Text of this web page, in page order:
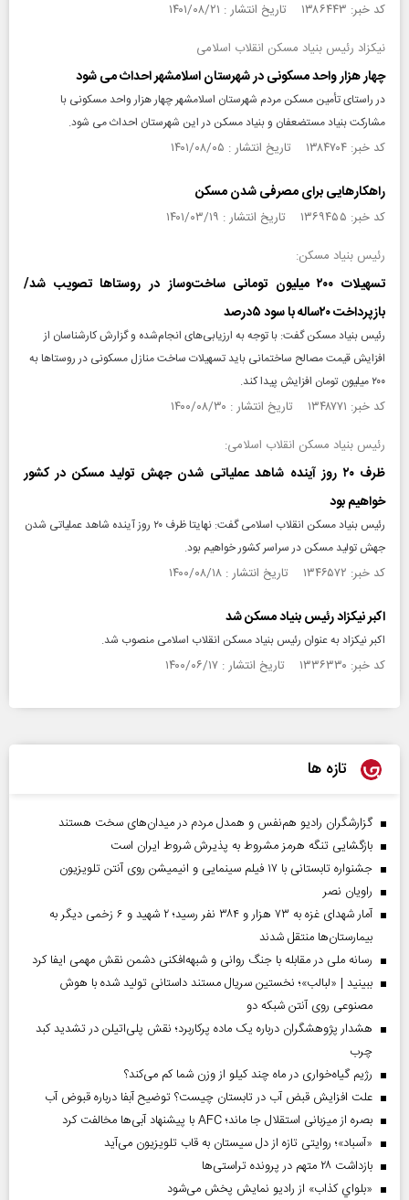
کد خبر: ۱۳۸۶۴۴۳ تاریخ انتشار : ۱۴۰۱/۰۸/۲۱
نیکزاد رئیس بنیاد مسکن انقلاب اسلامی
چهار هزار واحد مسکونی در شهرستان اسلامشهر احداث می شود
در راستای تأمین مسکن مردم شهرستان اسلامشهر چهار هزار واحد مسکونی با
مشارکت بنیاد مستضعفان و بنیاد مسکن در این شهرستان احداث می شود.
کد خبر: ۱۳۸۴۷۰۴ تاریخ انتشار : ۱۴۰۱/۰۸/۰۵
راهکارهایی برای مصرفی شدن مسکن
کد خبر: ۱۳۶۹۴۵۵ تاریخ انتشار : ۱۴۰۱/۰۳/۱۹
رئیس بنیاد مسکن:
تسهیلات ‌۲۰۰ میلیون‌ تومانی ساخت‌و‌ساز در روستاها تصویب شد/
بازپرداخت ۲۰ساله ‌با سود ۵درصد
رئیس بنیاد مسکن گفت: با توجه به ارزیابی‌های انجام‌شده و گزارش کارشناسان از
افزایش قیمت مصالح ساختمانی باید تسهیلات ساخت منازل مسکونی در روستاها به
۲۰۰ میلیون تومان افزایش پیدا کند.
کد خبر: ۱۳۴۸۷۷۱ تاریخ انتشار : ۱۴۰۰/۰۸/۳۰
رئیس بنیاد مسکن انقلاب اسلامی:
ظرف ۲۰ روز آینده شاهد عملیاتی شدن جهش تولید مسکن در کشور
خواهیم بود
رئیس بنیاد مسکن انقلاب اسلامی گفت: نهایتا ظرف ۲۰ روز آینده شاهد عملیاتی شدن
جهش تولید مسکن در سراسر کشور خواهیم بود.
کد خبر: ۱۳۴۶۵۷۲ تاریخ انتشار : ۱۴۰۰/۰۸/۱۸
اکبر نیکزاد رئیس بنیاد مسکن شد
اکبر نیکزاد به عنوان رئیس بنیاد مسکن انقلاب اسلامی منصوب شد.
کد خبر: ۱۳۳۶۳۳۰ تاریخ انتشار : ۱۴۰۰/۰۶/۱۷
تازه ها
گزارشگران رادیو هم‌نفس و همدل مردم در میدان‌های سخت هستند
بازگشایی تنگه هرمز مشروط به پذیرش شروط ایران است
جشنواره تابستانی با ۱۷ فیلم سینمایی و انیمیشن روی آنتن تلویزیون
راویان نصر
آمار شهدای غزه به ۷۳ هزار و ۳۸۴ نفر رسید؛ ۲ شهید و ۶ زخمی دیگر به
بیمارستان‌ها منتقل شدند
رسانه ملی در مقابله با جنگ روانی و شبهه‌افکنی دشمن نقش مهمی ایفا کرد
ببینید | «لبالب»؛ نخستین سریال مستند داستانی تولید شده با هوش
مصنوعی روی آنتن شبکه دو
هشدار پژوهشگران درباره یک ماده پرکاربرد؛ نقش پلی‌اتیلن در تشدید کبد
چرب
رژیم گیاه‌خواری در ماه چند کیلو از وزن شما کم می‌کند؟
علت افزایش قبض آب در تابستان چیست؟ توضیح آبفا درباره قبوض آب
بصره از میزبانی استقلال جا ماند؛ AFC با پیشنهاد آبی‌ها مخالفت کرد
«آسباد»؛ روایتی تازه از دل سیستان به قاب تلویزیون می‌آید
بازداشت ۲۸ متهم در پرونده تراستی‌ها
«بلواي کذاب» از رادیو نمایش پخش می‌شود